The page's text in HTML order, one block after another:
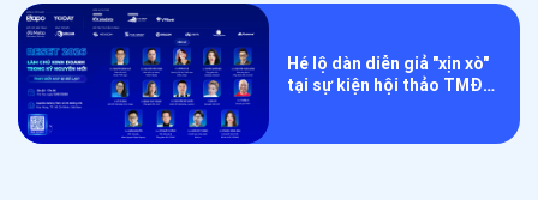
Hé lộ dàn diễn giả "xịn xò"
tại sự kiện hội thảo TMĐT